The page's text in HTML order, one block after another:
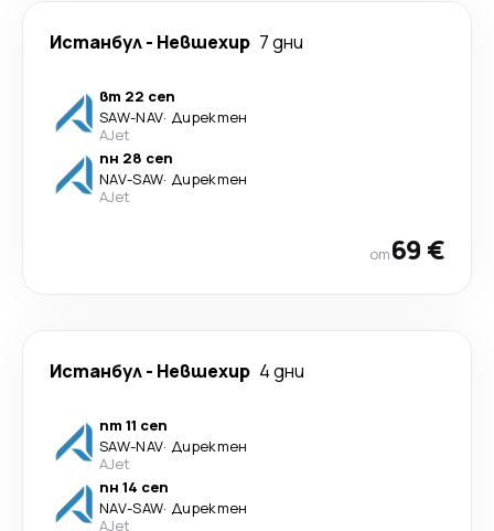
Истанбул- Невшехир 7 дни
вт 22 сеп
SAW-NAV· Директен
AJet
пн 28 сеп
NAV-SAW· Директен
AJet
от69 €
Истанбул- Невшехир 4 дни
пт 11 сеп
SAW-NAV· Директен
AJet
пн 14 сеп
NAV-SAW· Директен
AJet